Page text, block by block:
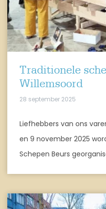
Traditionele
Willemsoord
28 september 2025
Liefhebbers van ons
en 9 november 2025
Schepen Beurs